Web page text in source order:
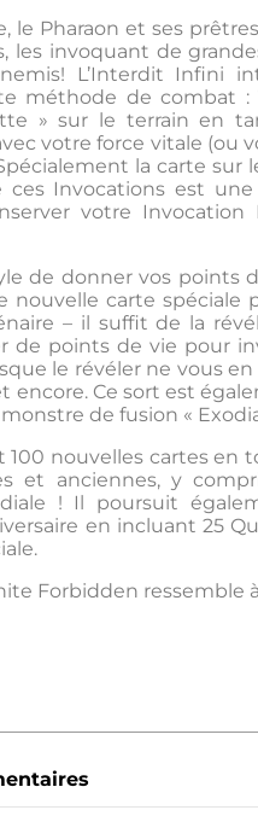
le Pharaon et ses
les invoquant de
L’Interdit Infini
méthode de combat :
» sur le terrain en
votre force vitale (ou
la carte sur
Invocations est une
votre Invocation
de donner vos points
nouvelle carte spéciale
– il suffit de la
de points de vie pour
le révéler ne vous en
encore. Ce sort est
de fusion «
100 nouvelles cartes en
et anciennes, y
! Il poursuit
en incluant 25
Forbidden ressemble